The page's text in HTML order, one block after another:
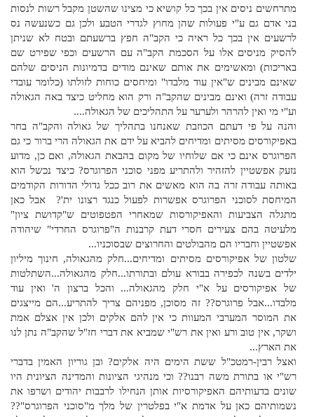
מתרחשים ניסים אין בכך כל קושיא כי מצינו שהשטן מקבל רשות לנסות
בני אדם גם ע"י פעולות שהן מחוץ לגדרי הטבע ולכן גם כשנעשה נס
לרשעים אין בכך כל ראיה כי הקב"ה חפץ ברשעתם ובטח לא שניתן
להסיק מניסים אלו על הסכמת הקב"ה עם הרשעים וכפי שפירט שם
באריכות) ומאשימים את אותם שאינם מודים בדמיונות הניסים שלהם
שאינם מבינים ש"אין עוד מלבדו" ומיחסים כוחות לזולתו (כלומר עובדי
עבודה זרה) ואינם מבינים שהקב"ה ורק הוא מחליט כיצד באה הגאולה
וע"י מי ואין להרהר ולערער על התהליכים של הגאולה....
והנה על פי דעתם הכוזבת שאנחנו בתהליך של גאולה והקב"ה בחר
באפיקורסים מסיתים ומדיחים להביא על ידם את הגאולה הרי ברור כי גם
הפרוגרס אינם כי אם שלוחיו של מקום בהבאת הגאולה, ואם כן, מדוע
נזעק אפשטיין להזהיר ולהתריע מפני סוכני הפרוגרס? כיצד נכשל הוא
באותה עבודה זרה בה הוא מאשים את רוב ככל גדולי הדורות הקודמים
המיחסת לסוכני הפרוגרס אפשרות לפעול כנגד רצונו ית'? אבל כאן
מתגלה הצביעות והאפיקורסות שמאחרי הפטפוטים ש"קדושת ציון"
מלעיטה בהם צעירים חסרי דעת קרבנות ה"פרוגרס החרדי" שיהודה
אפשטיין וחבריו הם מהבולטים והחרוצים שבסוכניו...
שלטון של אפיקורסים מסיתים ומדיחים...חלק מהגאולה, חינוך מיליון
ילדים בשנה לכפירה בבורא עולם ובתורתו...חלק מהגאולה...השתלטות
של אפיקורסים על א"י חלק מהגאולה... והכל ברצון ה' ואין עוד
מלבדו...אבל פרוגרס?? זה מסוכן, מפניהם צריך להתריע...הם מייצגים
את המוסר המערבי המעוות כי אין להם אלקים ולכן אין אצלם אמת
ושקר, אין טוב ורע ואין את רש"י שמביא את דברי חז"ל שהקב"ה נתן לנו
את הארץ...
ואצל רבין-רמטכ"ל ששת הימים היה אלקים? ובן גוריון האמין בדברי
רש"י או בתורת משה רבנו?? וכי מנהיגי הציונות והמדינה הציונית היו
שונים בדעותיהם האפיקורסיות אותן הנחילו לרבבות יהודים ושרפו את
נשמותיהם כאן על אדמת א"י בפלטרין של מלך מ"סוכני הפרוגרס"??